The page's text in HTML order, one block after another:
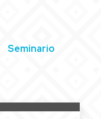
Seminario